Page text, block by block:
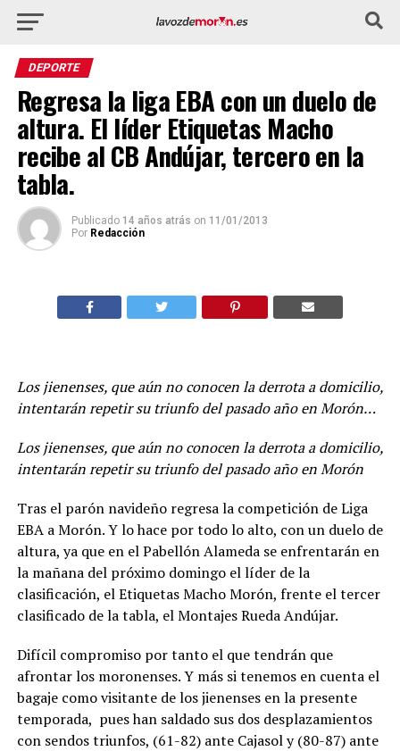
DEPORTE
Regresa la liga EBA con un duelo de
altura. El líder Etiquetas Macho
recibe al CB Andújar, tercero en la
tabla.
Publicado 14 años atrás on 11/01/2013
Por Redacción
Los jienenses, que aún no conocen la derrota a domicilio,
intentarán repetir su triunfo del pasado año en Morón…
Los jienenses, que aún no conocen la derrota a domicilio,
intentarán repetir su triunfo del pasado año en Morón
Tras el parón navideño regresa la competición de Liga
EBA a Morón. Y lo hace por todo lo alto, con un duelo de
altura, ya que en el Pabellón Alameda se enfrentarán en
la mañana del próximo domingo el líder de la
clasificación, el Etiquetas Macho Morón, frente el tercer
clasificado de la tabla, el Montajes Rueda Andújar.
Difícil compromiso por tanto el que tendrán que
afrontar los moronenses. Y más si tenemos en cuenta el
bagaje como visitante de los jienenses en la presente
temporada, pues han saldado sus dos desplazamientos
con sendos triunfos, (61-82) ante Cajasol y (80-87) ante